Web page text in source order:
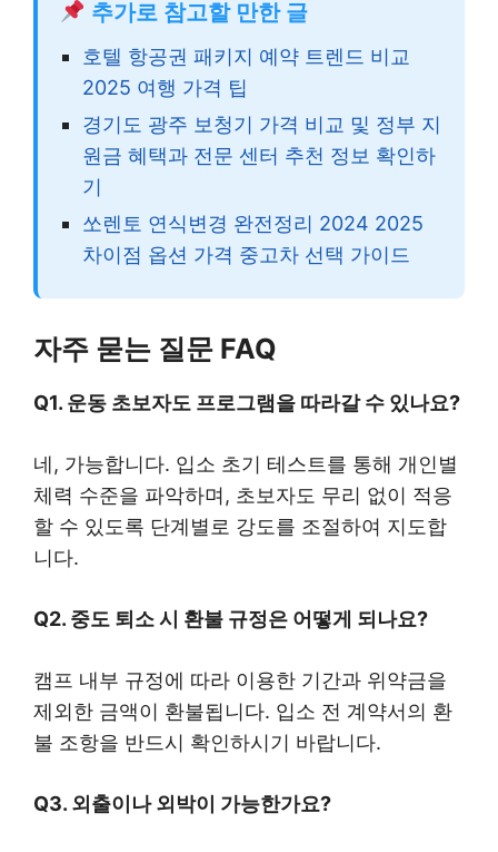
추가로 참고할 만한 글
호텔 항공권 패키지 예약 트렌드 비교
2025 여행 가격 팁
경기도 광주 보청기 가격 비교 및 정부 지
원금 혜택과 전문 센터 추천 정보 확인하
기
쏘렌토 연식변경 완전정리 2024 2025
차이점 옵션 가격 중고차 선택 가이드
자주 묻는 질문 FAQ
Q1. 운동 초보자도 프로그램을 따라갈 수 있나요?
네, 가능합니다. 입소 초기 테스트를 통해 개인별
체력 수준을 파악하며, 초보자도 무리 없이 적응
할 수 있도록 단계별로 강도를 조절하여 지도합
니다.
Q2. 중도 퇴소 시 환불 규정은 어떻게 되나요?
캠프 내부 규정에 따라 이용한 기간과 위약금을
제외한 금액이 환불됩니다. 입소 전 계약서의 환
불 조항을 반드시 확인하시기 바랍니다.
Q3. 외출이나 외박이 가능한가요?